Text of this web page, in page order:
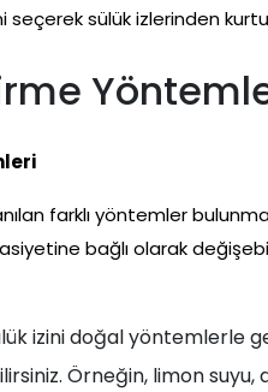
sülük izlerinden
farklı yöntemler
bağlı olarak
izini doğal yöntemlerle
Örneğin, limon suyu,